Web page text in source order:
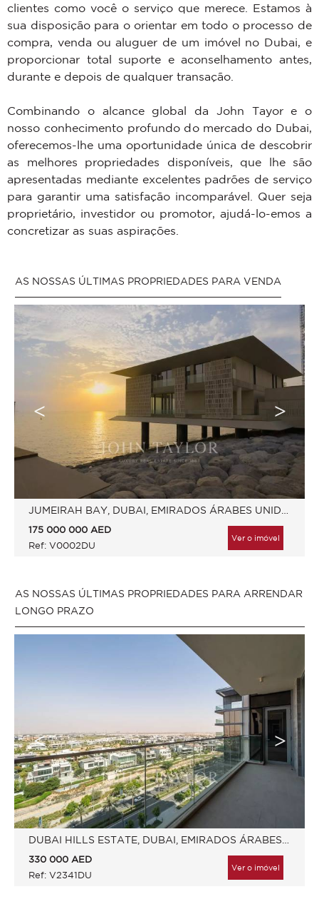
clientes como você o serviço que merece. Estamos à
sua disposição para o orientar em todo o processo de
compra, venda ou aluguer de um imóvel no Dubai, e
proporcionar total suporte e aconselhamento antes,
durante e depois de qualquer transação.
Combinando o alcance global da John Tayor e o
nosso conhecimento profundo do mercado do Dubai,
oferecemos-lhe uma oportunidade única de descobrir
as melhores propriedades disponíveis, que lhe são
apresentadas mediante excelentes padrões de serviço
para garantir uma satisfação incomparável. Quer seja
proprietário, investidor ou promotor, ajudá-lo-emos a
concretizar as suas aspirações.
AS NOSSAS ÚLTIMAS PROPRIEDADES PARA VENDA
175 000 000 AED
Ref: V0002DU
Ver o imóvel
AS NOSSAS ÚLTIMAS PROPRIEDADES PARA ARRENDAR
LONGO PRAZO
330 000 AED
Ref: V2341DU
Ver o imóvel